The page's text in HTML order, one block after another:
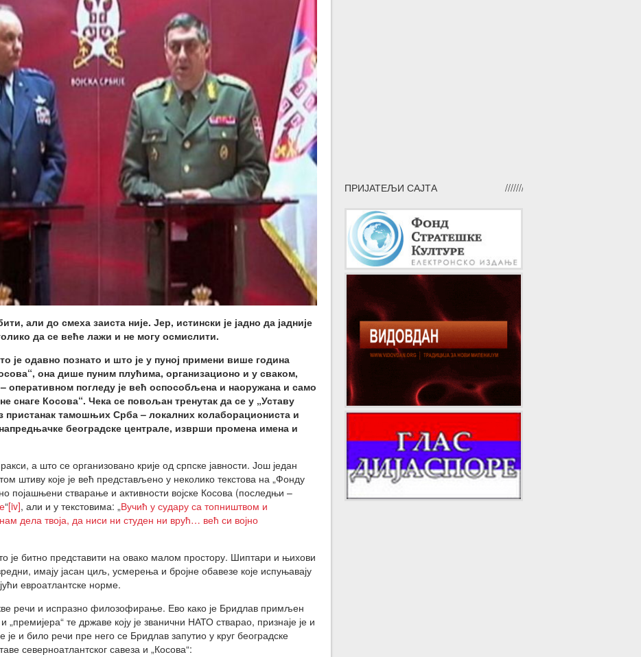
али до смеха заиста није. Јер, истински је јадно да јадније
да се веће лажи и не могу осмислити.
је одавно познато и што је у пуној примени више година
она дише пуним плућима, организационо и у сваком,
оперативном погледу је већ оспособљена и наоружана и само
снаге Косова“. Чека се повољан тренутак да се у „Уставу
пристанак тамошњих Срба – локалних колаборациониста и
београдске централе, изврши промена имена и
а што се организовано крије од српске јавности. Још један
штиву које је већ представљено у неколико текстова на „Фонду
појашњени стварање и активности војске Косова (последњи –
“[iv], али и у текстовима: „Вучић у судару са топништвом и
дела твоја, да ниси ни студен ни врућ… већ си војно
је битно представити на овако малом простору. Шиптари и њихови
имају јасан циљ, усмерења и бројне обавезе које испуњавају
евроатлантске норме.
речи и испразно филозофирање. Ево како је Бридлав примљен
те државе коју је званични НАТО стварао, признаје је и
и било речи пре него се Бридлав запутио у круг београдске
северноатлантског савеза и „Косова“:
ПРИЈАТЕЉИ САЈТА